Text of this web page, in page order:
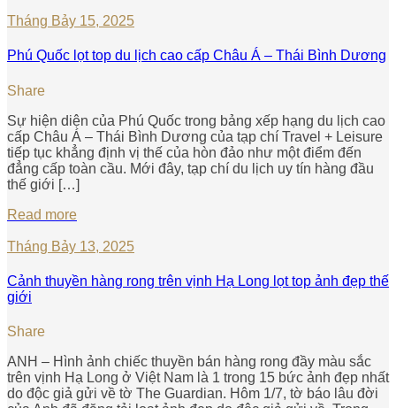
Tháng Bảy 15, 2025
Phú Quốc lọt top du lịch cao cấp Châu Á – Thái Bình Dương
Share
Sự hiện diện của Phú Quốc trong bảng xếp hạng du lịch cao
cấp Châu Á – Thái Bình Dương của tạp chí Travel + Leisure
tiếp tục khẳng định vị thế của hòn đảo như một điểm đến
đẳng cấp toàn cầu. Mới đây, tạp chí du lịch uy tín hàng đầu
thế giới […]
Read more
Tháng Bảy 13, 2025
Cảnh thuyền hàng rong trên vịnh Hạ Long lọt top ảnh đẹp thế
giới
Share
ANH – Hình ảnh chiếc thuyền bán hàng rong đầy màu sắc
trên vịnh Hạ Long ở Việt Nam là 1 trong 15 bức ảnh đẹp nhất
do độc giả gửi về tờ The Guardian. Hôm 1/7, tờ báo lâu đời